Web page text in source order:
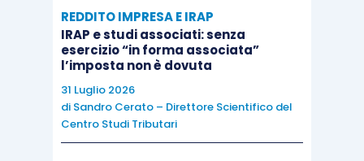
nell’anno precedente quello di percezione delle
somme di cui al comma 182, a euro 50.000,
condizione attestabile dal beneficiario
applicare l’imposta sostitutiva non è lo stesso
che ha rilasciato la certificazione unica dei
REDDITO IMPRESA E IRAP
IRAP e studi associati: senza
esercizio “in forma associata”
l’imposta non è dovuta
31 Luglio 2026
di Sandro Cerato – Direttore Scientifico del
Centro Studi Tributari